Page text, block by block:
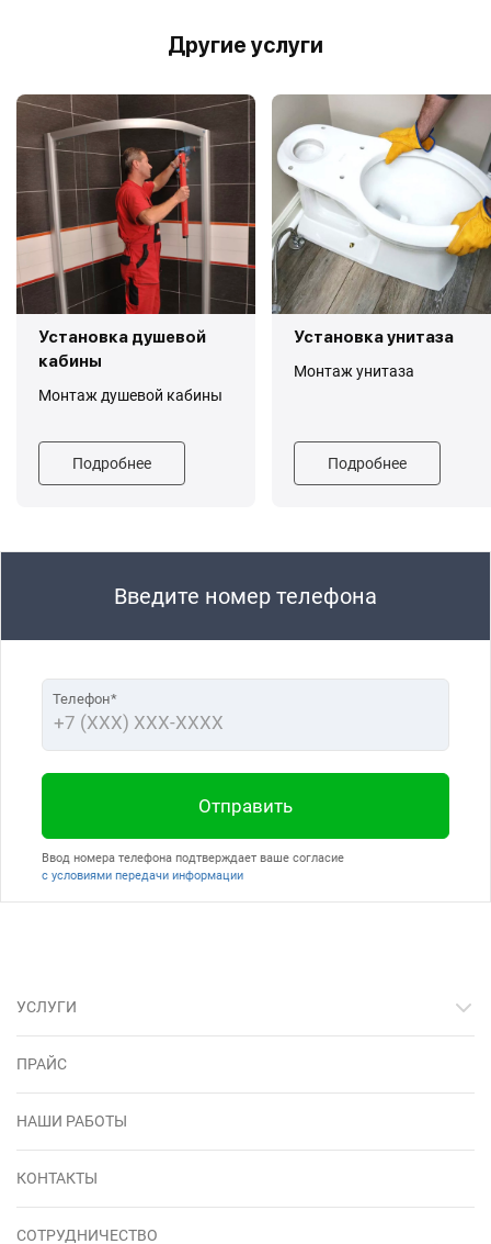
Другие услуги
Установка душевой
кабины
Монтаж душевой кабины
Подробнее
Установка унитаза
Монтаж унитаза
Подробнее
Введите номер телефона
Телефон*
Ввод номера телефона подтверждает ваше согласие
с условиями передачи информации
Отправить
УСЛУГИ
ПРАЙС
НАШИ РАБОТЫ
КОНТАКТЫ
СОТРУДНИЧЕСТВО